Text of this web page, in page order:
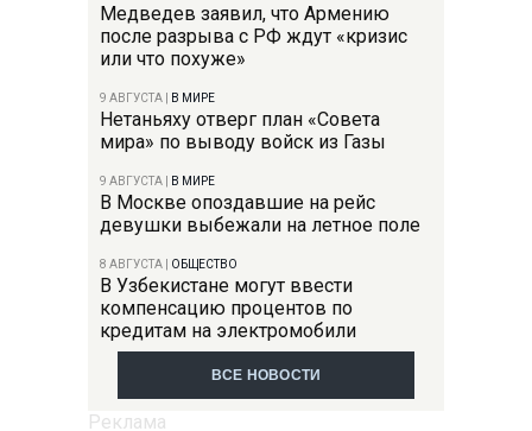
Медведев заявил, что Армению
после разрыва с РФ ждут «кризис
или что похуже»
9 АВГУСТА В МИРЕ
Нетаньяху отверг план «Совета
мира» по выводу войск из Газы
9 АВГУСТА В МИРЕ
В Москве опоздавшие на рейс
девушки выбежали на летное поле
8 АВГУСТА ОБЩЕСТВО
В Узбекистане могут ввести
компенсацию процентов по
кредитам на электромобили
ВСЕ НОВОСТИ